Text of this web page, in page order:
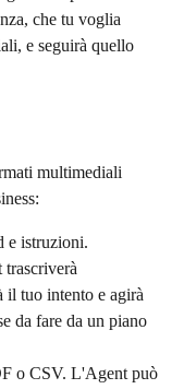
che tu voglia
e seguirà quello
multimediali
e istruzioni.
il tuo intento e agirà
da fare da un piano
o CSV. L'Agent può